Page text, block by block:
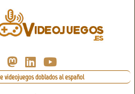
videojuegos doblados al español